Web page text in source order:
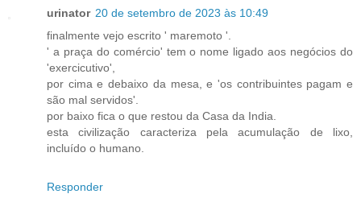
urinator 20 de setembro de 2023 às 10:49
finalmente vejo escrito ' maremoto '.
' a praça do comércio' tem o nome ligado aos negócios do
'exercicutivo',
por cima e debaixo da mesa, e 'os contribuintes pagam e
são mal servidos'.
por baixo fica o que restou da Casa da India.
esta civilização caracteriza pela acumulação de lixo,
incluído o humano.
Responder